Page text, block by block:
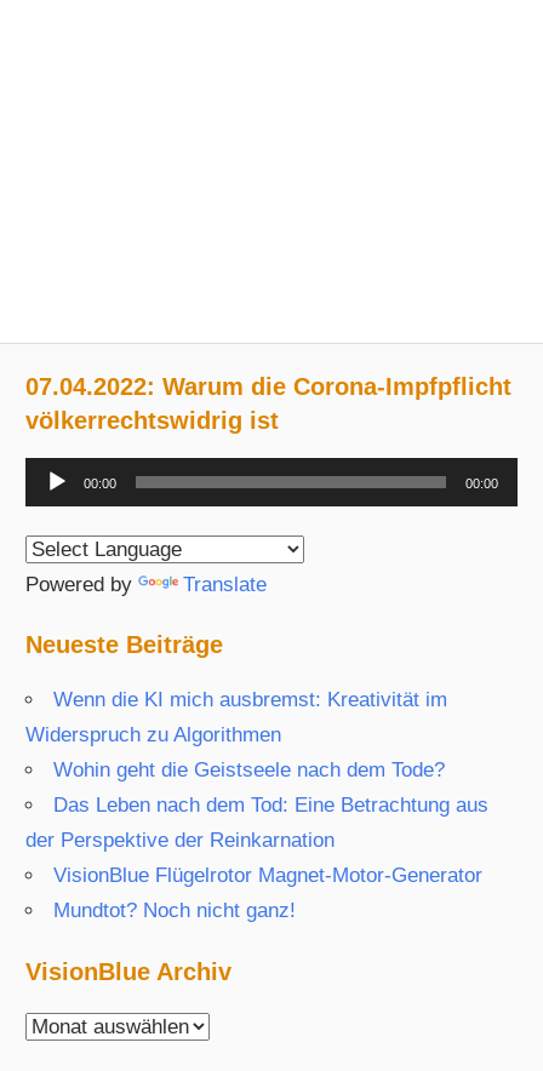
07.04.2022: Warum die Corona-Impfpflicht
völkerrechtswidrig ist
Audio-
Player
00:00 00:00
Powered by Translate
Neueste Beiträge
Wenn die KI mich ausbremst: Kreativität im
Widerspruch zu Algorithmen
Wohin geht die Geistseele nach dem Tode?
Das Leben nach dem Tod: Eine Betrachtung aus
der Perspektive der Reinkarnation
VisionBlue Flügelrotor Magnet-Motor-Generator
Mundtot? Noch nicht ganz!
VisionBlue Archiv
VisionBlue